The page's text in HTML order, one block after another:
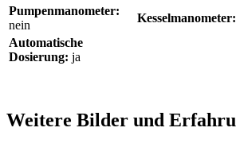
Pumpenmanometer:
nein
Kesselmanometer:
Automatische
Dosierung: ja
Weitere Bilder und